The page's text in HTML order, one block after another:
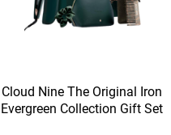
Cloud Nine The Original Iron
Evergreen Collection Gift Set